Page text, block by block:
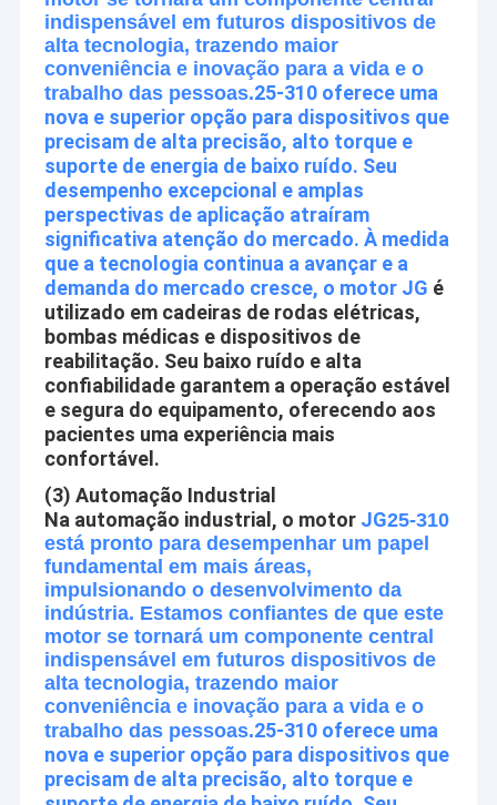
Acessórios do motor da C.C.
Motor da rotação
indispensável em futuros dispositivos de
alta tecnologia, trazendo maior
conveniência e inovação para a vida e o
trabalho das pessoas.25-310 oferece uma
nova e superior opção para dispositivos que
precisam de alta precisão, alto torque e
suporte de energia de baixo ruído. Seu
desempenho excepcional e amplas
perspectivas de aplicação atraíram
significativa atenção do mercado. À medida
que a tecnologia continua a avançar e a
demanda do mercado cresce, o motor JG é
utilizado em cadeiras de rodas elétricas,
bombas médicas e dispositivos de
reabilitação. Seu baixo ruído e alta
confiabilidade garantem a operação estável
e segura do equipamento, oferecendo aos
pacientes uma experiência mais
confortável.
(3) Automação Industrial
Na automação industrial, o motor JG25-310
está pronto para desempenhar um papel
fundamental em mais áreas,
impulsionando o desenvolvimento da
indústria. Estamos confiantes de que este
motor se tornará um componente central
indispensável em futuros dispositivos de
alta tecnologia, trazendo maior
conveniência e inovação para a vida e o
trabalho das pessoas.25-310 oferece uma
nova e superior opção para dispositivos que
precisam de alta precisão, alto torque e
nunca-em mudança dos clientes. Nós acreditamos que cada
exigência nova do cliente é a energia de nosso se tornar. Nós
nunca paramos de aprender e melhorar